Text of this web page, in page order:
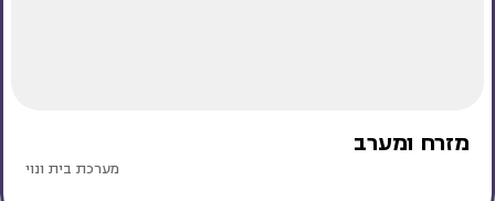
מזרח ומערב
מערכת בית ונוי